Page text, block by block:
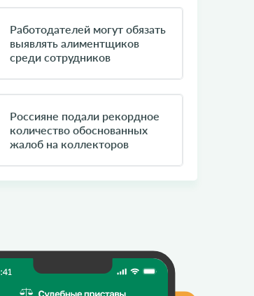
Работодателей могут обязать
выявлять алиментщиков
среди сотрудников
Россияне подали рекордное
количество обоснованных
жалоб на коллекторов